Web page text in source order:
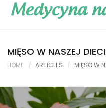
MIĘSO W NASZEJ
HOME ARTICLES MIĘSO W